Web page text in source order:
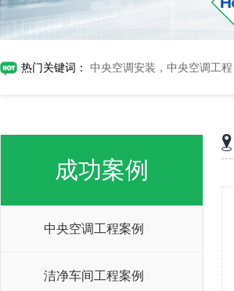
热门关键词： 中央空调安装，中央空调工
成功案例
中央空调工程案例
洁净车间工程案例